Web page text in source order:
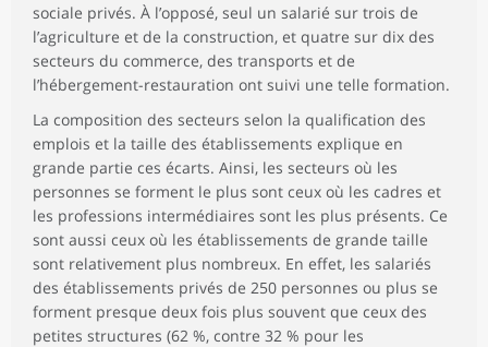
sociale privés. À l’opposé, seul un salarié sur trois de
l’agriculture et de la construction, et quatre sur dix des
secteurs du commerce, des transports et de
l’hébergement-restauration ont suivi une telle formation.
La composition des secteurs selon la qualification des
emplois et la taille des établissements explique en
grande partie ces écarts. Ainsi, les secteurs où les
personnes se forment le plus sont ceux où les cadres et
les professions intermédiaires sont les plus présents. Ce
sont aussi ceux où les établissements de grande taille
sont relativement plus nombreux. En effet, les salariés
des établissements privés de 250 personnes ou plus se
forment presque deux fois plus souvent que ceux des
petites structures (62 %, contre 32 % pour les